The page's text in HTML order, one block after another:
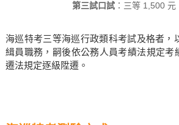
第三試口試：三等 1,500 元
海巡特考三等海巡行政類科考試及格者，
緝員職務，嗣後依公務人員考績法規定考
遷法規定逐級陞遷。